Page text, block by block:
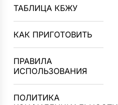
ТАБЛИЦА КБЖУ
КАК ПРИГОТОВИТЬ
ПРАВИЛА
ИСПОЛЬЗОВАНИЯ
ПОЛИТИКА